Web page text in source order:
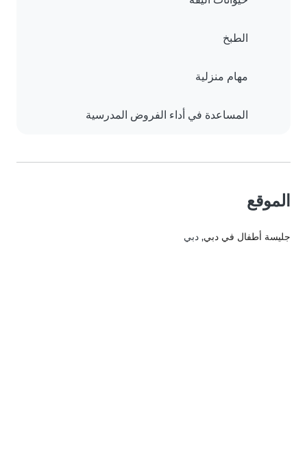
الطبخ
مهام منزلية
المساعدة في أداء الفروض المدرسية
الموقع
جليسة أطفال في دبي, دبي